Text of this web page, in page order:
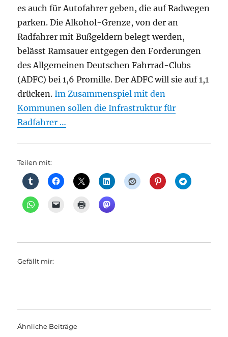
es auch für Autofahrer geben, die auf Radwegen
parken. Die Alkohol-Grenze, von der an
Radfahrer mit Bußgeldern belegt werden,
belässt Ramsauer entgegen den Forderungen
des Allgemeinen Deutschen Fahrrad-Clubs
(ADFC) bei 1,6 Promille. Der ADFC will sie auf 1,1
drücken.Im Zusammenspiel mit den
Kommunen sollen die Infrastruktur für
Radfahrer …
Teilen mit:
Gefällt mir:
Ähnliche Beiträge